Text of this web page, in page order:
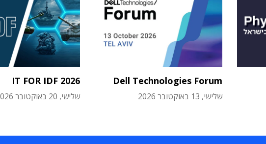
Dell Technologies Forum
שלישי, 13 באוקטובר 2026
IT FOR IDF 2026
שלישי, 20 באוקטובר 2026